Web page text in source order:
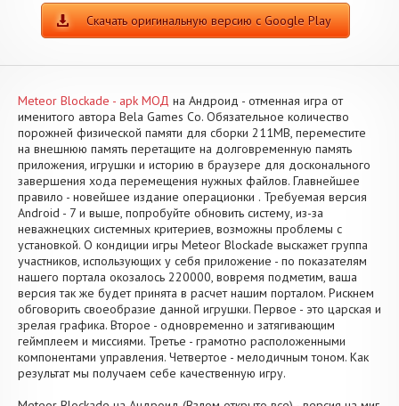
Скачать оригинальную версию с Google Play
Meteor Blockade - apk МОД на Андроид - отменная игра от
именитого автора Bela Games Co. Обязательное количество
порожней физической памяти для сборки 211MB, переместите
на внешнюю память перетащите на долговременную память
приложения, игрушки и историю в браузере для досконального
завершения хода перемещения нужных файлов. Главнейшее
правило - новейшее издание операционки . Требуемая версия
Android - 7 и выше, попробуйте обновить систему, из-за
неважнецких системных критериев, возможны проблемы с
установкой. О кондиции игры Meteor Blockade выскажет группа
участников, использующих у себя приложение - по показателям
нашего портала окозалось 220000, вовремя подметим, ваша
версия так же будет принята в расчет нашим порталом. Рискнем
обговорить своеобразие данной игрушки. Первое - это царская и
зрелая графика. Второе - одновременно и затягивающим
геймплеем и миссиями. Третье - грамотно расположенными
компонентами управления. Четвертое - мелодичным тоном. Как
результат мы получаем себе качественную игру.